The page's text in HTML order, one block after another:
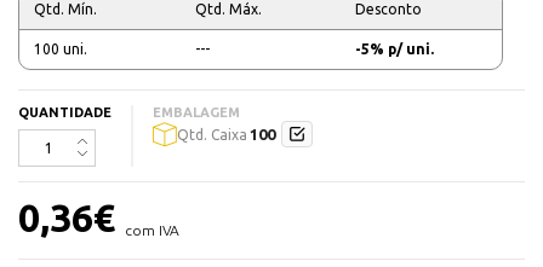
Ideal para painéis elétricos, quadros de distribuição,
sistemas de ligação à terra, e outras aplicações que bloqueiam
Conformidade:Fabricados em conformidade com as normas
técnicas aplicáveis, garantindo segurança e desempenho.
Instalação:A instalação é realizada através de fixação,
utilizando ferramentas corretas para garantir uma conexão firme
e segura.
Qtd. Mín. Qtd. Máx. Desconto
100 uni. --- -5% p/ uni.
QUANTIDADE EMBALAGEM
Qtd. Caixa 100
0,36€ com IVA